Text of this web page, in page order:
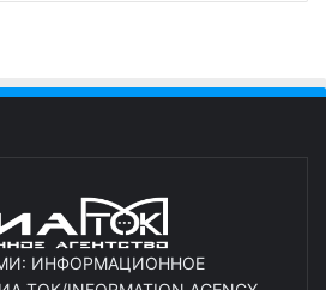
ИНФОРМАЦИОННОЕ